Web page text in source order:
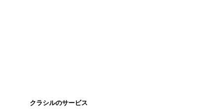
クラシルのサービス